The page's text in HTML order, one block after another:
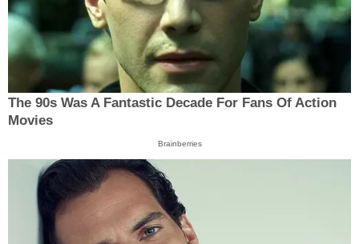
The 90s Was A Fantastic Decade For Fans Of Action
Movies
Brainberries